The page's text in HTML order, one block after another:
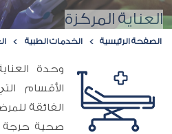
العناية المركزة
الصفحة الرئيسية الخدمات الطبية
وحدة
الأقسام
الفائقة
صحية حرجة